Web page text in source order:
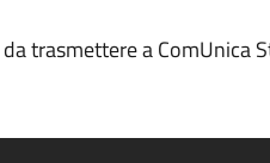
trasmettere a ComUnica